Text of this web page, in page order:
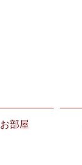
お部屋